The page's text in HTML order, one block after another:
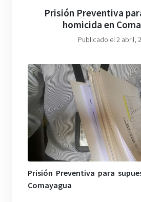
Prisión Preventiva
homicida en
Publicado el 2 abril,
Prisión Preventiva para
Comayagua